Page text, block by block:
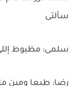
سألتى
سلمى: مظبوط
رضا: طبعا ومين